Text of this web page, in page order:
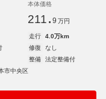
本体価格
211. 9 万円
走行
4.0万km
修復
なし
整備
法定整備付
市中央区